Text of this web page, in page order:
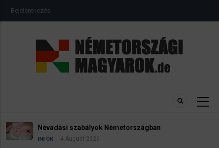
USER
ACCOUNT
Bejelentkezés
Névadási szabályok Németországban
INFÓK 4 August 2026